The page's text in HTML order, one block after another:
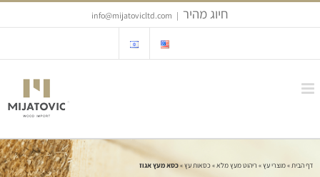
Skip
חיוג מהיר |
info@mijatovicltd.com
דף הבית»מוצרי עץ» ריהוט מעץ מלא»כסאות עץ»כסא מעץ אגוז